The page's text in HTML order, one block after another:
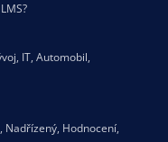
, IT, Automobil,
, Nadřízený, Hodnocení,